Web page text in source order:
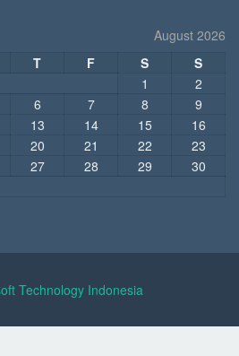
August 2026
T F S
S
1
2
6 7 8
9
13 14 15
16
20 21 22
23
27 28 29
30
Technology Indonesia